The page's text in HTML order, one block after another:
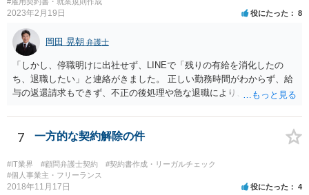
場合は責められない部分もあるかと思います。 ②証拠である薬品名を
うね。よくわからないならば弁護士としては依頼者にこちらの薬品で
よいですかと聞くべきではあると思います。他のミスに比してこれは
内容に関するミスなので、今後はよく確認いただいた方がよいと思い
ます。 ③証拠のナンバーが入らないまま甲号証のハンコが押されたま
まになっている →形式ミスですね。不注意ですが、訴訟の勝敗に直結
ショットの証拠が縦長や横長に印刷され、文字が間延びしている(読め
ないことはない) →こちらも③と同様であると思います。 以上のとお
り、①～④も訴訟の勝敗に直結するものではないと思われますので、
致命的なミスではないと思います。 もっとも、形式面も仕事の完成物
として当然確認すべきでありますので、今後は気を付けるように弁護
士にお伝えいただいてもよいと思います。
2023年2月19日 役にたった 8
岡田 晃朝 弁護士
「しかし、停職明けに出社せず、LINEで「残りの有給を消化したの
ち、退職したい」と連絡がきました。 正しい勤務時間がわからず、給
与の返還請求もできず、不正の後処理や急な退職により、社や他のス
状況です。」 大変悪質ですね。打刻場所のデータと、これまでのタイ
ムカードの虚偽を確認し、突き付けて責任を問題にすることになるで
しょう。 詐欺もありうるでしょうね。 「正しい時間がわからないとい
うタイムカード不正打刻による返還請求はどのようにおこなえばよい
でしょうか？」 想定できる虚偽を前提に、相手と協議して詰めればよ
いかと思います。 確実な記録があれば、それによるのがよいですが、
7 一方的な契約解除の件
#IT業界 #顧問弁護士契約
#契約書作成・リーガルチェック
#個人事業主・フリーランス
2018年11月17日 役にたった 4